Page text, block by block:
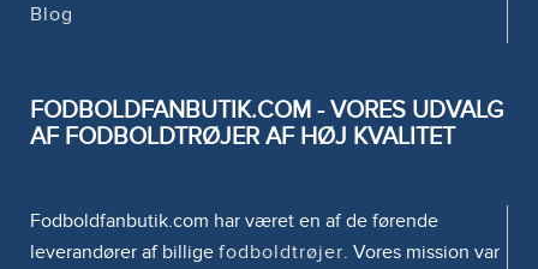
Blog
FODBOLDFANBUTIK.COM - VORES UDVALG
AF FODBOLDTRØJER AF HØJ KVALITET
Fodboldfanbutik.com har været en af de førende
leverandører af billige fodboldtrøjer. Vores mission var